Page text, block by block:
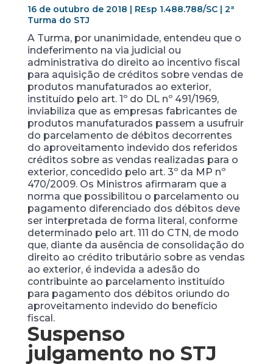
16 de outubro de 2018 | REsp 1.488.788/SC | 2ª
Turma do STJ
A Turma, por unanimidade, entendeu que o
indeferimento na via judicial ou
administrativa do direito ao incentivo fiscal
para aquisição de créditos sobre vendas de
produtos manufaturados ao exterior,
instituído pelo art. 1º do DL nº 491/1969,
inviabiliza que as empresas fabricantes de
produtos manufaturados passem a usufruir
do parcelamento de débitos decorrentes
do aproveitamento indevido dos referidos
créditos sobre as vendas realizadas para o
exterior, concedido pelo art. 3º da MP nº
470/2009. Os Ministros afirmaram que a
norma que possibilitou o parcelamento ou
pagamento diferenciado dos débitos deve
ser interpretada de forma literal, conforme
determinado pelo art. 111 do CTN, de modo
que, diante da ausência de consolidação do
direito ao crédito tributário sobre as vendas
ao exterior, é indevida a adesão do
contribuinte ao parcelamento instituído
para pagamento dos débitos oriundo do
aproveitamento indevido do benefício
fiscal.
Suspenso
julgamento no STJ